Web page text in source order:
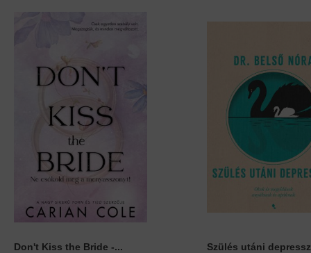
Don't Kiss the Bride -... Szülés utáni